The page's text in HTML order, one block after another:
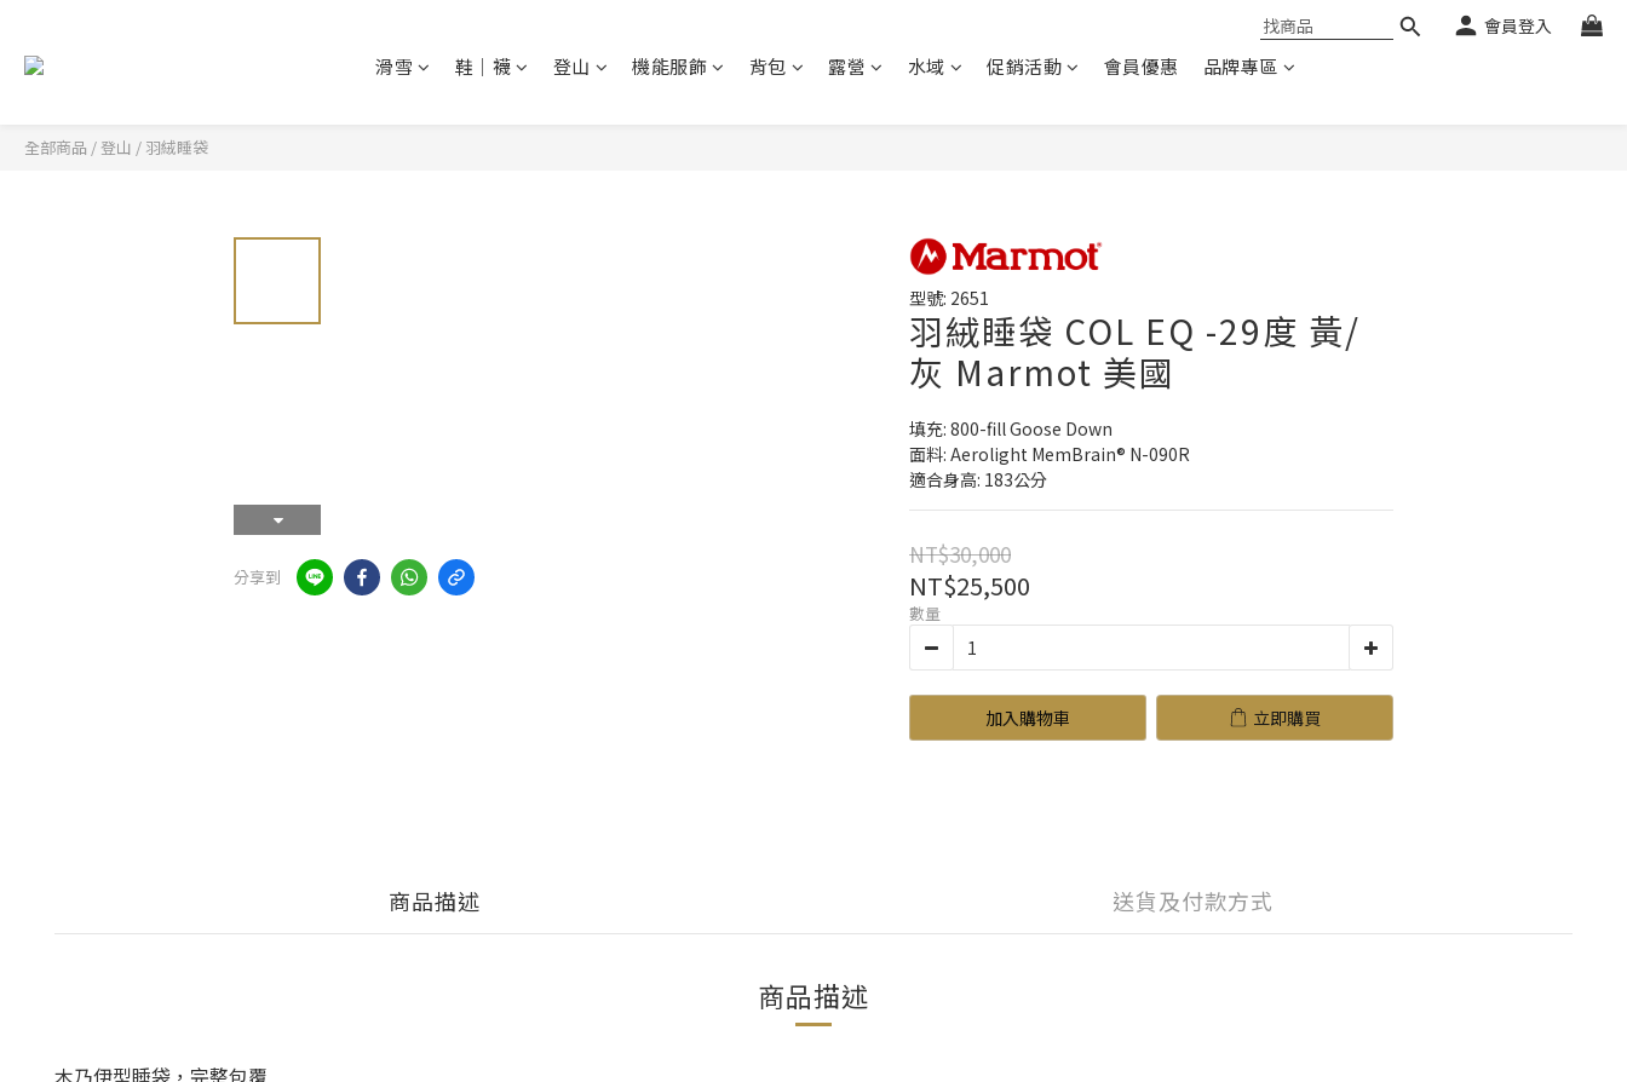
會員登入
滑雪 鞋│襪 登山 機能服飾 背包 露營 水域 促銷活動 會員優惠 品牌專區
全部商品 / 登山 / 羽絨睡袋
分享到
型號: 2651
羽絨睡袋 COL EQ -29度 黃/
灰 Marmot 美國
填充: 800-fill Goose Down
面料: Aerolight MemBrain® N-090R
適合身高: 183公分
NT$30,000
NT$25,500
數量
加入購物車 立即購買
商品描述 送貨及付款方式
商品描述
木乃伊型睡袋，完整包覆